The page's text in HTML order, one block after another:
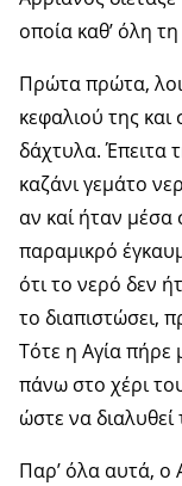
οποία καθ’ όλη
Πρώτα πρώτα,
κεφαλιού της
δάχτυλα. Έπειτα
καζάνι γεμάτο
αν καί ήταν
παραμικρό
ότι το νερό δεν
το διαπιστώσει,
Τότε η Αγία πήρε
πάνω στο χέρι
ώστε να
Παρ’ όλα αυτά, ο